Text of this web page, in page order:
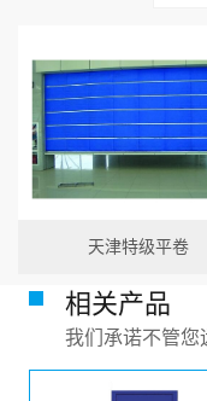
天津特级平卷
相关产品
我们承诺不管您